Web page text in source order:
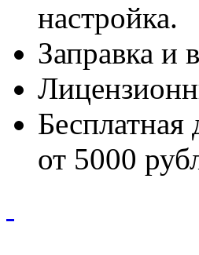
настройка.
Заправка и
Бесплатная
от 5000